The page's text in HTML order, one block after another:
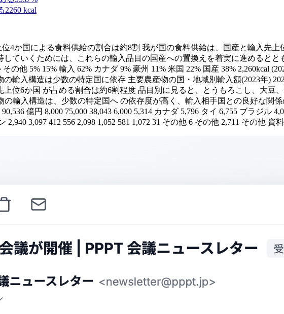
2260 kcal
4か国による食料供給の割合は約8割 我が国の食料供給は、国産と輸入先
ていくためには、これらの輸入品目の国産への置換えを着実に進めると
の他 5% 15% 輸入 62% カナダ 9% 豪州 11% 米国 22% 国産 38% 2,260kcal
輸入構造は少数の特定国に依存 主要農産物の国・地域別輸入額(2023年)
位6か国 が占める割合は約6割程度 品目別に見ると、とうもろこし、大豆
の輸入構造は、少数の特定国へ の依存度が高く、輸入相手国との良好な関
億円 8,000 75,000 38,043 6,000 5,314 カナダ 5,796 タイ 6,755 ブラジル
2,940 3,097 412 556 2,098 1,052 581 1,072 31 その他 6 その他 2,711 その他